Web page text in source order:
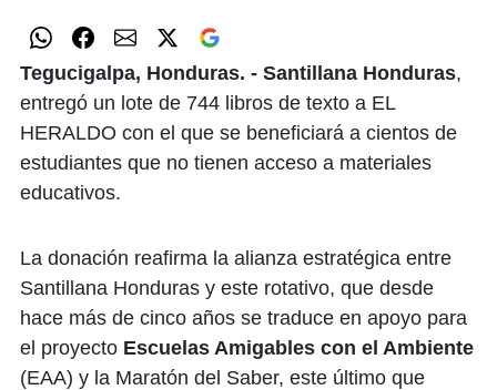
Tegucigalpa, Honduras. - Santillana Honduras,
entregó un lote de 744 libros de texto a EL
HERALDO con el que se beneficiará a cientos de
estudiantes que no tienen acceso a materiales
educativos.
La donación reafirma la alianza estratégica entre
Santillana Honduras y este rotativo, que desde
hace más de cinco años se traduce en apoyo para
el proyecto Escuelas Amigables con el Ambiente
(EAA) y la Maratón del Saber, este último que